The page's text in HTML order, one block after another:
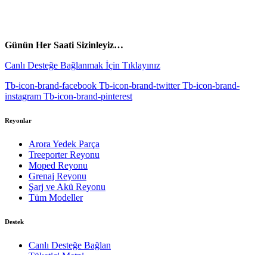
Günün Her Saati Sizinleyiz…
Canlı Desteğe Bağlanmak İçin Tıklayınız
Tb-icon-brand-facebook Tb-icon-brand-twitter Tb-icon-brand-
instagram Tb-icon-brand-pinterest
Reyonlar
Arora Yedek Parça
Treeporter Reyonu
Moped Reyonu
Grenaj Reyonu
Şarj ve Akü Reyonu
Tüm Modeller
Destek
Canlı Desteğe Bağlan